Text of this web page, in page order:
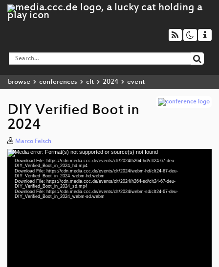
browse conferences clt 2024 event
DIY Verified Boot in
2024
Marco Felsch
Video
Player
Media error: Format(s) not supported or source(s) not found
Download File: https://cdn.media.ccc.de/events/clt/2024/h264-hd/clt24-67-deu-
DIY_Verified_Boot_in_2024_hd.mp4
Download File: https://cdn.media.ccc.de/events/clt/2024/webm-hd/clt24-67-deu-
DIY_Verified_Boot_in_2024_webm-hd.webm
Download File: https://cdn.media.ccc.de/events/clt/2024/h264-sd/clt24-67-deu-
DIY_Verified_Boot_in_2024_sd.mp4
Download File: https://cdn.media.ccc.de/events/clt/2024/webm-sd/clt24-67-deu-
DIY_Verified_Boot_in_2024_webm-sd.webm